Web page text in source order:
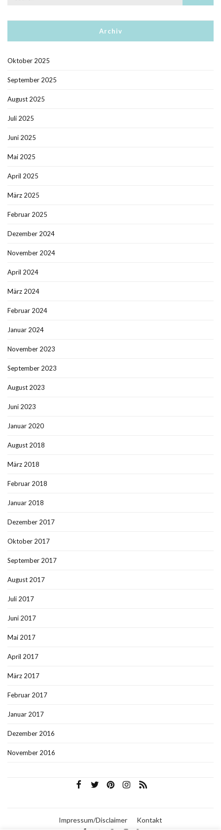
Archiv
Oktober 2025
September 2025
August 2025
Juli 2025
Juni 2025
Mai 2025
April 2025
März 2025
Februar 2025
Dezember 2024
November 2024
April 2024
März 2024
Februar 2024
Januar 2024
November 2023
September 2023
August 2023
Juni 2023
Januar 2020
August 2018
März 2018
Februar 2018
Januar 2018
Dezember 2017
Oktober 2017
September 2017
August 2017
Juli 2017
Juni 2017
Mai 2017
April 2017
März 2017
Februar 2017
Januar 2017
Dezember 2016
November 2016
Impressum/Disclaimer Kontakt